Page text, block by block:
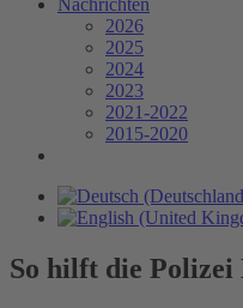
Nachrichten
2026
2025
2024
2023
2021-2022
2015-2020
So hilft die